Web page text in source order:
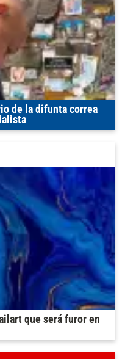
de la difunta correa
que será furor en